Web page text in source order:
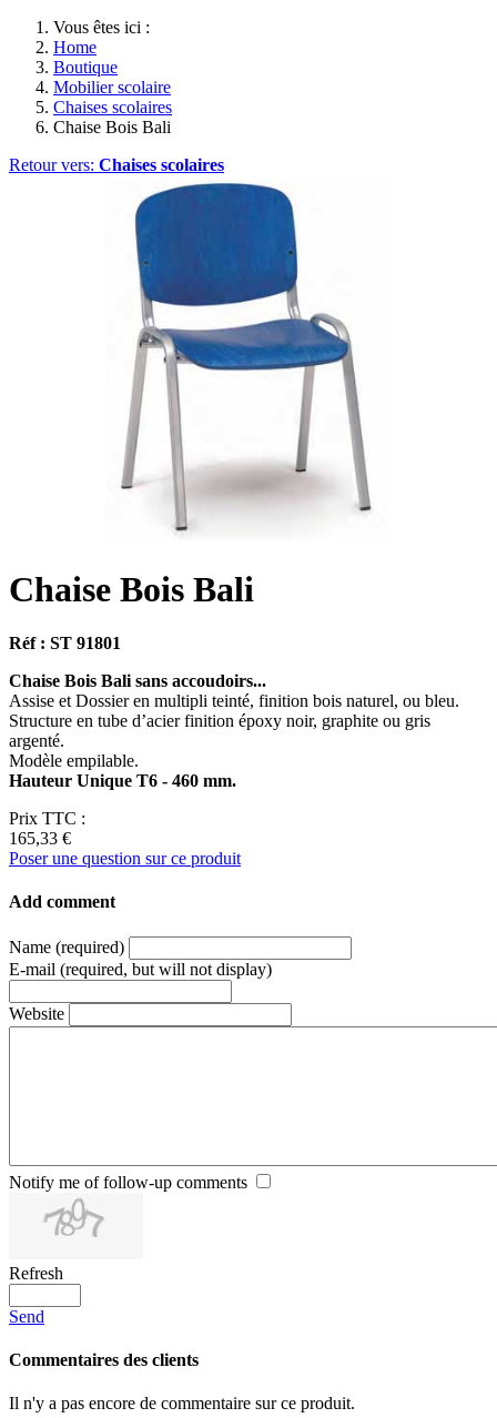
Vous êtes ici :
Home
Boutique
Mobilier scolaire
Chaises scolaires
Chaise Bois Bali
Retour vers: Chaises scolaires
Chaise Bois Bali
Réf : ST 91801
Chaise Bois Bali sans accoudoirs...
Assise et Dossier en multipli teinté, finition bois naturel, ou bleu.
Structure en tube d’acier finition époxy noir, graphite ou gris
argenté.
Modèle empilable.
Hauteur Unique T6 - 460 mm.
Prix TTC :
165,33 €
Poser une question sur ce produit
Add comment
Name (required)
E-mail (required, but will not display)
Website
Notify me of follow-up comments
Refresh
Send
Commentaires des clients
Il n'y a pas encore de commentaire sur ce produit.